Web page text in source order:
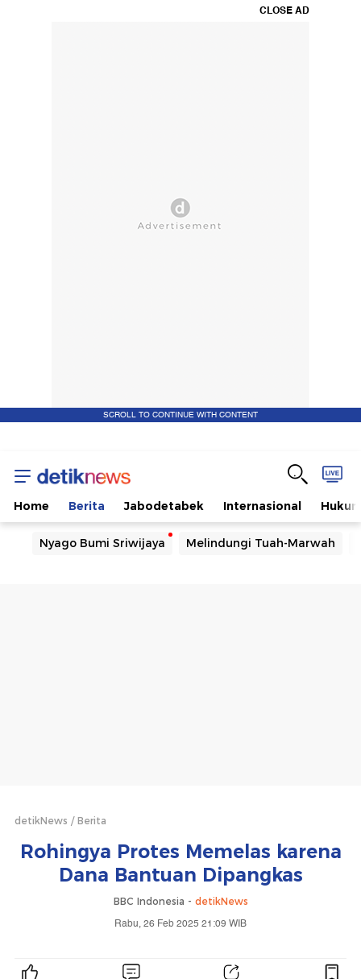
CLOSE AD
SCROLL TO CONTINUE WITH CONTENT
Home Berita Jabodetabek Internasional
Nyago Bumi Sriwijaya Melindungi Tuah-Marwah
detikNews Berita
Rohingya Protes Memelas karena
Dana Bantuan Dipangkas
BBC Indonesia - detikNews
Rabu, 26 Feb 2025 21:09 WIB